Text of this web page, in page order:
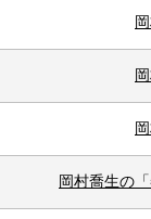
岡村喬生の